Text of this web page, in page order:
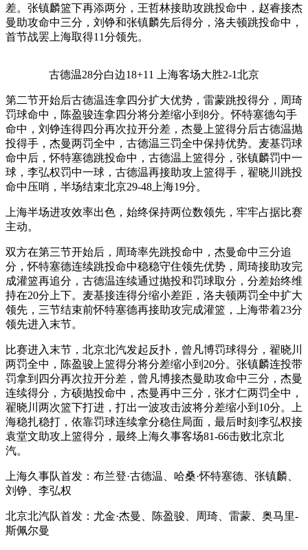
差。张镇麟篮下再添两分，王哲林接助攻跳投命中，赵睿接杰
曼助攻命中三分，刘铮和张镇麟先后得分，洛夫顿跳投命中，
首节战罢上海取得11分领先。
古德温28分白边18+11 上海客场大胜2-1北京
第二节开始后古德温连拿四分扩大优势，雷蒙跳投得分，周琦
罚球命中，陈盈骏连拿四分将分差缩小到8分。怀特塞德勾手
命中，刘铮连得四分再次拉开分差，杰曼上篮得分后古德温抛
投得手，杰曼两罚全中，古德温三罚全中保持优势。麦基罚球
命中后，怀特塞德跳投命中，古德温上篮得分，张镇麟罚中一
球，李弘权罚中一球，古德温再接助攻上篮得手，翟晓川跳投
命中压哨，半场结束北京29-48上海19分。
上海半场进攻效率出色，始终保持两位数领先，牢牢占据比赛
主动。
双方在第三节开始后，周琦率先跳投命中，杰曼命中三分追
分，怀特塞德连续跳投命中稳稳守住领先优势，周琦接助攻完
成灌篮再追分，古德温连续通过抛投和罚球取分，分差始终维
持在20分上下。麦基接连得分缩小差距，洛夫顿两罚全中扩大
领先，三节结束前怀特塞德再接助攻完成灌篮，上海带着23分
领先进入末节。
比赛进入末节，北京北汽发起反扑，曾凡博罚球得分，翟晓川
两罚全中，陈盈骏上篮得分将分差缩小到20分。张镇麟连投带
罚拿到四分再次拉开分差，曾凡博接杰曼助攻命中三分，杰曼
连续得分，方硕抛投命中，杰曼再中三分，张才仁两罚全中，
翟晓川两次篮下打进，打出一波攻击波将分差缩小到10分。上
海稳扎稳打，依靠罚球连续拿分稳住局面，最后时刻李弘权接
袁堂文助攻上篮得分，最终上海久事客场81-66击败北京北
汽。
上海久事队首发：布兰登·古德温、哈桑·怀特塞德、张镇麟、
刘铮、李弘权
北京北汽队首发：尤金·杰曼、陈盈骏、周琦、雷蒙、奥马里-
斯佩尔曼